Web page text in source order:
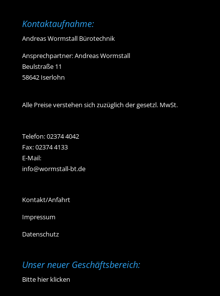
Kontaktaufnahme:
Andreas Wormstall Bürotechnik
Ansprechpartner: Andreas Wormstall
Beulstraße 11
58642 Iserlohn
Alle Preise verstehen sich zuzüglich der gesetzl. MwSt.
Telefon:02374 4042
Fax: 02374 4133
E-Mail:
info@wormstall-bt.de
Kontakt/Anfahrt
Impressum
Datenschutz
Unser neuer Geschäftsbereich:
Bitte hier klicken